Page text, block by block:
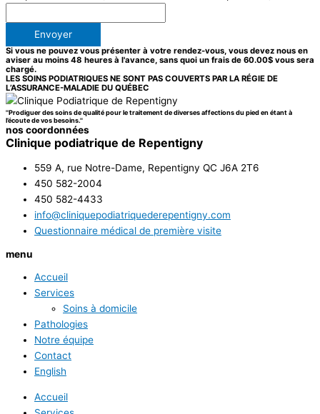
Envoyer
Si vous ne pouvez vous présenter à votre rendez-vous, vous devez nous en
aviser au moins 48 heures à l'avance, sans quoi un frais de 60.00$ vous sera
chargé.
LES SOINS PODIATRIQUES NE SONT PAS COUVERTS PAR LA RÉGIE DE
L’ASSURANCE-MALADIE DU QUÉBEC
''Prodiguer des soins de qualité pour le traitement de diverses affections du pied en étant à
l’écoute de vos besoins.''
nos coordonnées
Clinique podiatrique de Repentigny
559 A, rue Notre-Dame, Repentigny QC J6A 2T6
450 582-2004
450 582-4433
info@cliniquepodiatriquederepentigny.com
Questionnaire médical de première visite
menu
Accueil
Services
Soins à domicile
Pathologies
Notre équipe
Contact
English
Accueil